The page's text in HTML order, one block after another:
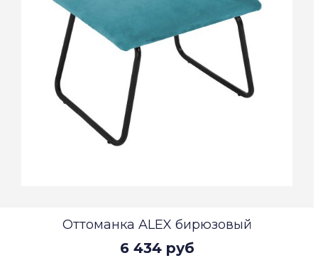
Оттоманка ALEX бирюзовый
6 434 руб